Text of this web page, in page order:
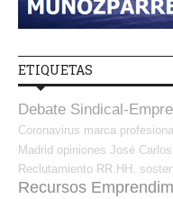
ETIQUETAS
Debate Sindical-
Coronavirus marca profesional
Madrid opiniones José Carlos
Reclutamiento RR.HH.
Recursos